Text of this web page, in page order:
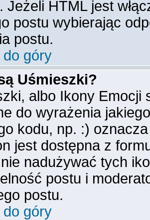
Jeżeli HTML jest
postu wybierając
postu.
do góry
Uśmieszki?
albo Ikony Emocji
do wyrażenia
kodu, np. :)
jest dostępna z
nadużywać tych
postu i
postu.
do góry